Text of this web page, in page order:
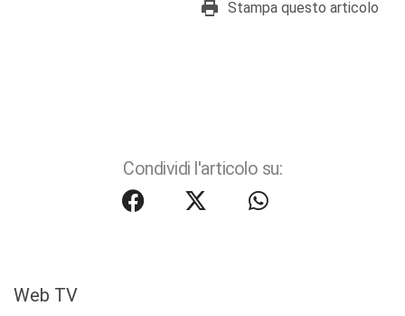
Stampa questo articolo
Condividi l'articolo su:
Web TV